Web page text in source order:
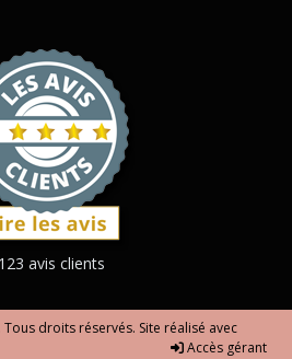
avis clients
droits réservés. Site réalisé avec
Accès gérant